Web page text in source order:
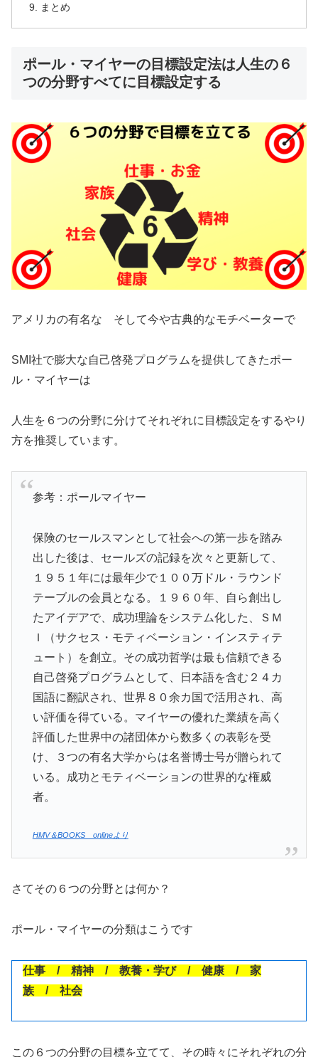
まとめ
ポール・マイヤーの目標設定法は人生の６
つの分野すべてに目標設定する
アメリカの有名な そして今や古典的なモチベーターで
SMI社で膨大な自己啓発プログラムを提供してきたポー
ル・マイヤーは
人生を６つの分野に分けてそれぞれに目標設定をするやり
方を推奨しています。
参考：ポールマイヤー
保険のセールスマンとして社会への第一歩を踏み
出した後は、セールズの記録を次々と更新して、
１９５１年には最年少で１００万ドル・ラウンド
テーブルの会員となる。１９６０年、自ら創出し
たアイデアで、成功理論をシステム化した、ＳＭ
Ｉ（サクセス・モティベーション・インスティテ
ュート）を創立。その成功哲学は最も信頼できる
自己啓発プログラムとして、日本語を含む２４カ
国語に翻訳され、世界８０余カ国で活用され、高
い評価を得ている。マイヤーの優れた業績を高く
評価した世界中の諸団体から数多くの表彰を受
け、３つの有名大学からは名誉博士号が贈られて
いる。成功とモティベーションの世界的な権威
者。
HMV＆BOOKS onlineより
さてその６つの分野とは何か？
ポール・マイヤーの分類はこうです
仕事 / 精神 / 教養・学び / 健康 / 家
族 / 社会
この６つの分野の目標を立てて、その時々にそれぞれの分